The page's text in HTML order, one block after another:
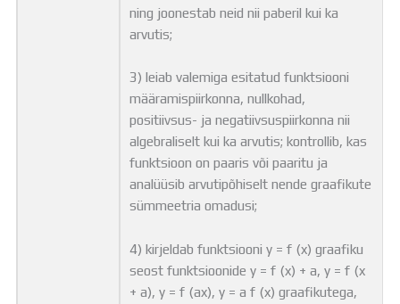
ning joonestab neid nii paberil kui ka
arvutis;
3) leiab valemiga esitatud funktsiooni
määramispiirkonna, nullkohad,
positiivsus- ja negatiivsuspiirkonna nii
algebraliselt kui ka arvutis; kontrollib, kas
funktsioon on paaris või paaritu ja
analüüsib arvutipõhiselt nende graafikute
sümmeetria omadusi;
4) kirjeldab funktsiooni y = f (x) graafiku
seost funktsioonide y = f (x) + a, y = f (x
+ a), y = f (ax), y = a f (x) graafikutega,